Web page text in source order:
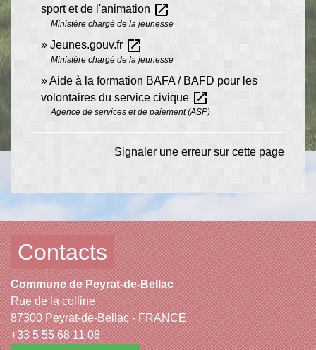
sport et de l'animation open_in_new
Ministère chargé de la jeunesse
Jeunes.gouv.fr open_in_new
Ministère chargé de la jeunesse
Aide à la formation BAFA / BAFD pour les
volontaires du service civique open_in_new
Agence de services et de paiement (ASP)
Signaler une erreur sur cette page
Contacts
Commune de Peyrat-de-Bellac
Rue de la colline
87300 Peyrat-de-Bellac - FRANCE
+33 5 55 68 11 08